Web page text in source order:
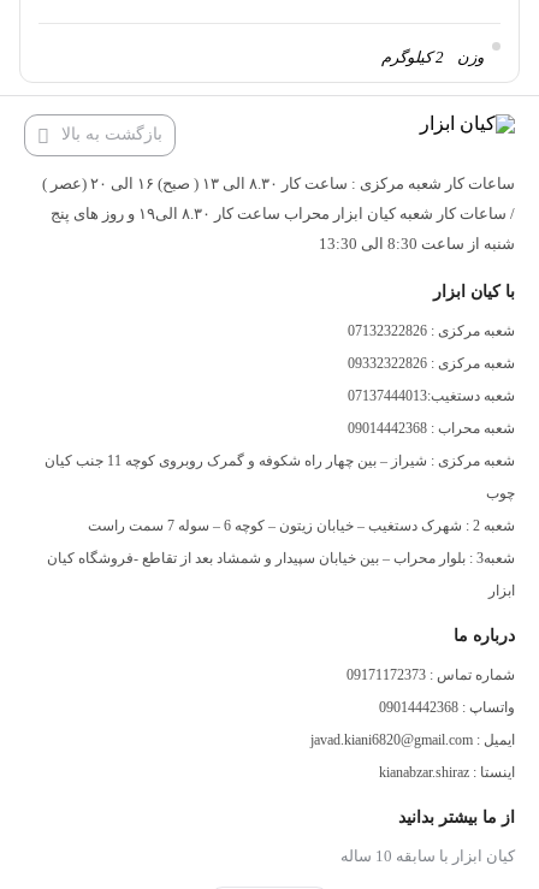
16
سایز شفت (میلی
8
قابلیت تعویض تیغه
ندارد
دستگاه
نوع کاربرد تیغ
بلبرینگ
نوع بلبرینگ
بالا
مناسب برای ایجاد منحنی عکس بانکی بر روی
وزن 2 کیلوگرم
بازگشت به بالا
ساعات کار شعبه مرکزی : ساعت کار ۸.۳۰ الی ۱۳ ( صبح) ۱۶ الی ۲۰ (عصر )
/ ساعات کار شعبه کیان ابزار محراب ساعت کار ۸.۳۰ الی۱۹ و روز های پنج
شنبه از ساعت 8:30 الی 13:30
با کیان ابزار
شعبه مرکزی : 07132322826
شعبه مرکزی : 09332322826
شعبه دستغیب:07137444013
شعبه محراب : 09014442368
شعبه مرکزی : شیراز – بین چهار راه شکوفه و گمرک روبروی کوچه 11 جنب کیان
چوب
شعبه 2 : شهرک دستغیب – خیابان زیتون – کوچه 6 – سوله 7 سمت راست
شعبه3 : بلوار محراب – بین خیابان سپیدار و شمشاد بعد از تقاطع -فروشگاه کیان
ابزار
درباره ما
شماره تماس : 09171172373
واتساپ : 09014442368
ایمیل : javad.kiani6820@gmail.com
اینستا : kianabzar.shiraz
از ما بیشتر بدانید
کیان ابزار با سابقه 10 ساله